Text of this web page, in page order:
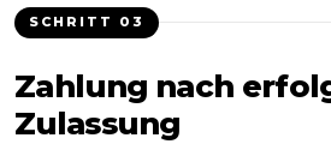
SCHRITT 03
Zahlung nach
Zulassung